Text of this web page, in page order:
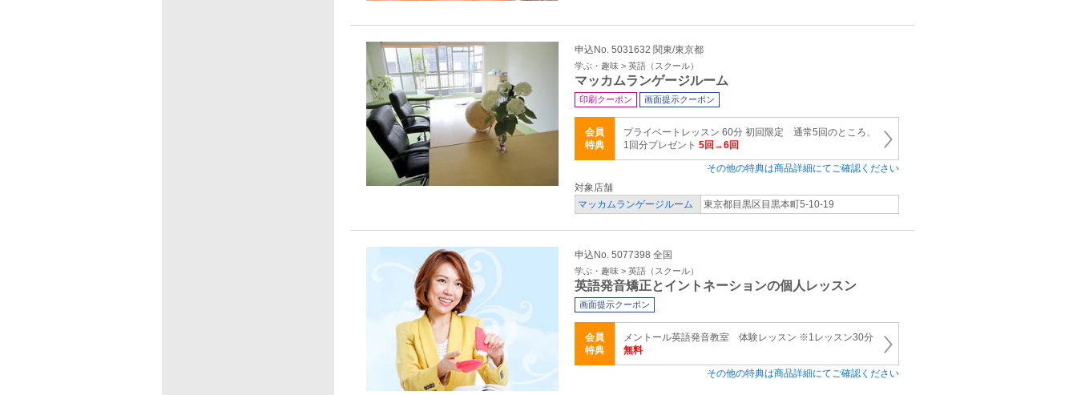
申込No. 5031632 関東/東京都
学ぶ・趣味 > 英語（スクール）
マッカムランゲージルーム
印刷クーポン 画面提示クーポン
会員
特典
プライベートレッスン 60分 初回限定 通常5回のところ、
1回分プレゼント 5回→6回
その他の特典は商品詳細にてご確認ください
対象店舗
マッカムランゲージルーム
東京都目黒区目黒本町5-10-19
申込No. 5077398 全国
学ぶ・趣味 > 英語（スクール）
英語発音矯正とイントネーションの個人レッスン
画面提示クーポン
会員
特典
メントール英語発音教室 体験レッスン ※1レッスン30分
無料
その他の特典は商品詳細にてご確認ください